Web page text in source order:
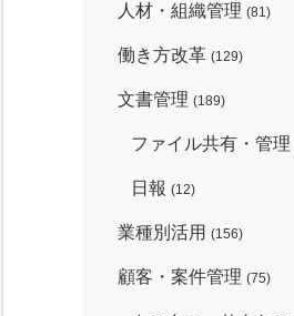
人材・組織管理 (81)
働き方改革 (129)
文書管理 (189)
ファイル共有・管理
日報 (12)
業種別活用 (156)
顧客・案件管理 (75)